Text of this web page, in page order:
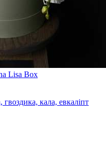
Lisa Box
гвоздика, кала, евкаліпт